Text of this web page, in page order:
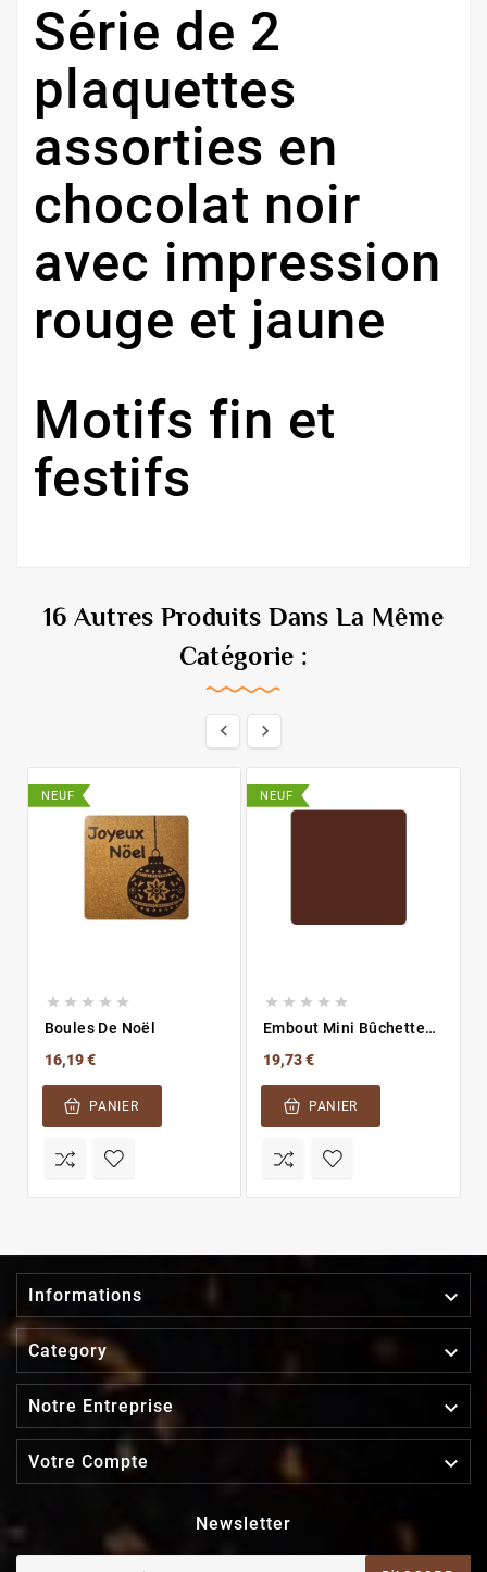
Série de 2
plaquettes
assorties en
chocolat noir
avec impression
rouge et jaune
Motifs fin et
festifs
16 Autres Produits Dans La Même
Catégorie :
 
NEUF
    
Boules De Noël
16,19 €
PANIER
NEUF
    
Embout Mini Bûchette
19,73 €
PANIER
Informations 
Category 
Notre Entreprise 
Votre Compte 
Newsletter